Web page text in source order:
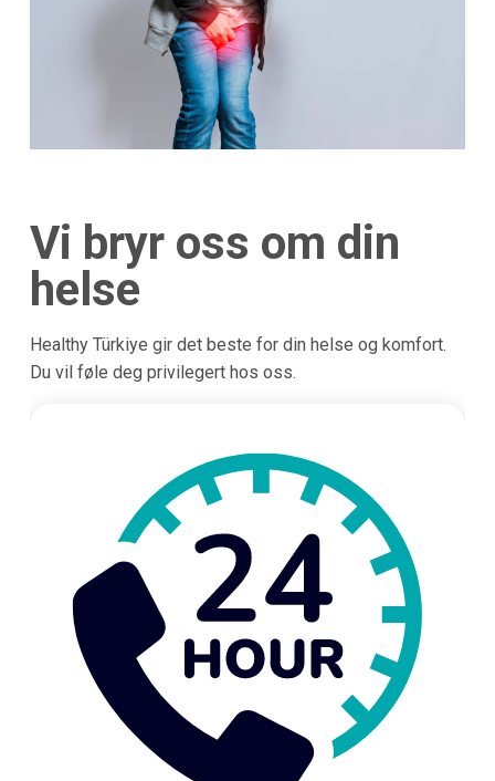
Vi bryr oss om din
helse
Healthy Türkiye gir det beste for din helse og komfort.
Du vil føle deg privilegert hos oss.